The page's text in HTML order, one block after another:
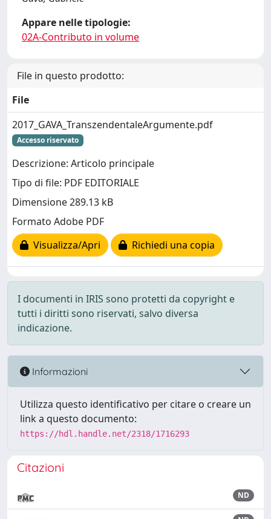
Appare nelle tipologie:
02A-Contributo in volume
File in questo prodotto:
File
2017_GAVA_TranszendentaleArgumente.pdf
Accesso riservato
Descrizione: Articolo principale
Tipo di file: PDF EDITORIALE
Dimensione 289.13 kB
Formato Adobe PDF
Visualizza/Apri
Richiedi una copia
I documenti in IRIS sono protetti da copyright e
tutti i diritti sono riservati, salvo diversa
indicazione.
Informazioni
Utilizza questo identificativo per citare o creare un
link a questo documento:
https://hdl.handle.net/2318/1716293
Citazioni
ND